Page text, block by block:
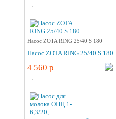
Насос ZOTA RING 25/40 S 180
Насос ZOTA RING 25/40 S 180
4 560 p